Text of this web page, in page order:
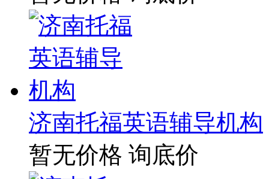
济南托福英语辅导机构
暂无价格 询底价